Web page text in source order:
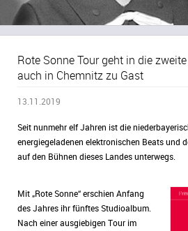
Rote Sonne Tour geht in die
auch in Chemnitz zu Gast
13.11.2019
Seit nunmehr elf Jahren ist die
energiegeladenen elektronischen Beats und
auf den Bühnen dieses Landes unterwegs.
Mit „Rote Sonne“ erschien Anfang
des Jahres ihr fünftes Studioalbum.
Nach einer ausgiebigen Tour im